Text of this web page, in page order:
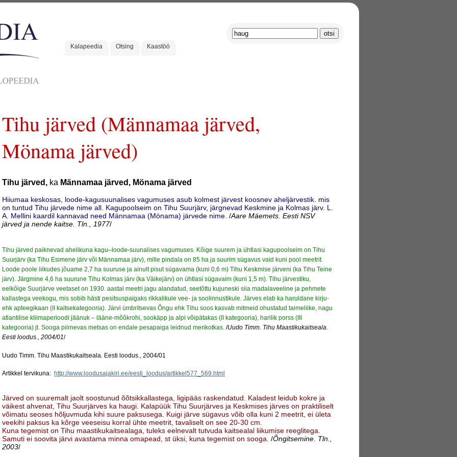
Kalapeedia Otsing Kaastöö
Tihu järved (Männamaa järved,
Mönama järved)
Tihu järved, ka Männamaa järved, Mönama järved
Hiiumaa keskosas, loode-kagusuunalises vagumuses asub kolmest järvest koosnev aheljärvestik. mis
on tuntud Tihu järvede nime all. Kagupoolseim on Tihu Suurjärv, järgnevad Keskmine ja Kolmas järv. L.
A. Mellini kaardil kannavad need Männamaa (Mönama) järvede nime. /Aare Mäemets. Eesti NSV
järved ja nende kaitse. Tln., 1977/
Tihu järved paiknevad ahelikuna kagu–loode-suunalises vagumuses. Kõige suurem ja ühtlasi kagupoolseim on Tihu
Suurjärv (ka Tihu Esimene järv või Männamaa järv), mille pindala on 85 ha ja suurim sügavus vaid kuni pool meetrit.
Loode poole liikudes jõuame 2,7 ha suuruse ja ainult pisut sügavama (kuni 0,6 m) Tihu Keskmise järveni (ka Tihu Teine
järv). Järgmine 4,6 ha suurune Tihu Kolmas järv (ka Väikejärv) on ühtlasi sügavaim (kuni 1,5 m). Tihu järvestiku,
eelkõige Suurjärve veetaset on 1930. aastal meetri jagu alandatud, seetõttu kujuneski siia madalaveeline ja pehmete
kallastega veekogu, mis sobib hästi pesitsuspaigaks rikkalikule vee- ja soolinnustikule. Järves elab ka haruldane kirju-
ehk apteegikaan (II kaitsekategooria). Järvi ümbritsevas Õngu ehk Tihu soos kasvab mitmeid ohustatud taimeliike, nagu
atlantilise kliimaperioodi jäänuk – lääne-mõõkrohi, sookäpp ja alpi võipätakas (II kategooria), harilik porss (III
kategooria) jt. Sooga piirnevas metsas on endale pesapaiga leidnud merikotkas. /Uudo Timm. Tihu Maastikukaitseala.
Eesti loodus., 2004/01/
Uudo Timm. Tihu Maastikukaitseala. Eesti loodus., 2004/01
Artikkel tervikuna: http://www.loodusajakiri.ee/eesti_loodus/artikkel577_569.html
Järved on suuremalt jaolt soostunud õõtsikkallastega, ligipääs raskendatud. Kaladest leidub kokre ja
väikest ahvenat, Tihu Suurjärves ka haugi. Kalapüük Tihu Suurjärves ja Keskmises järves on praktiliselt
võimatu seoses hõljuvmuda kihi suure paksusega. Kuigi järve sügavus võib olla kuni 2 meetrit, ei ületa
veekihi paksus ka kõrge veeseisu korral ühte meetrit, tavaliselt on see 20-30 cm.
Kuna tegemist on Tihu maastikukaitsealaga, tuleks eelnevalt tutvuda kaitsealal liikumise reeglitega.
Samuti ei soovita järvi avastama minna omapead, st üksi, kuna tegemist on sooga. /Õngitsemine. Tln.,
2003/